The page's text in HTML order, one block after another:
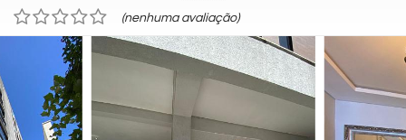
(nenhuma avaliação)